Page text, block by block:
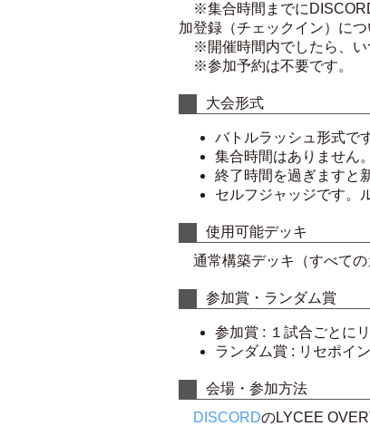
※集合時間までに
加登録（チェックイン）に
※開催時間内でしたら、い
※参加予約は不要です。
大会形式
バトルラッシュ形式で
集合時間はありません
終了時間を過ぎますと
セルフジャッジです。
使用可能デッキ
通常構築デッキ（すべての
参加賞・ランダム賞
参加賞 : １試合ごとに
ランダム賞 : リセポイ
会場・参加方法
DISCORDのLYCEE